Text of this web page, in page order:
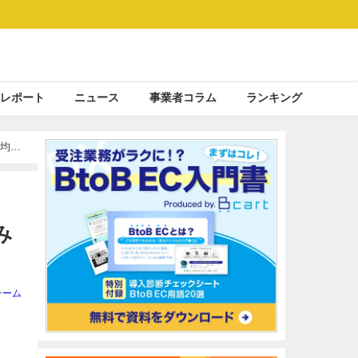
ポート ニュース 事業者コラム ランキング
ム